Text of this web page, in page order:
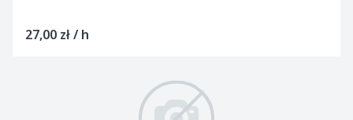
27,00 zł / h